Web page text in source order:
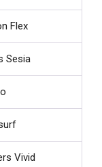
Flex
Sesia
Vivid